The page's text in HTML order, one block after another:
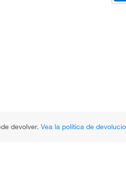
devolver. Vea la política de